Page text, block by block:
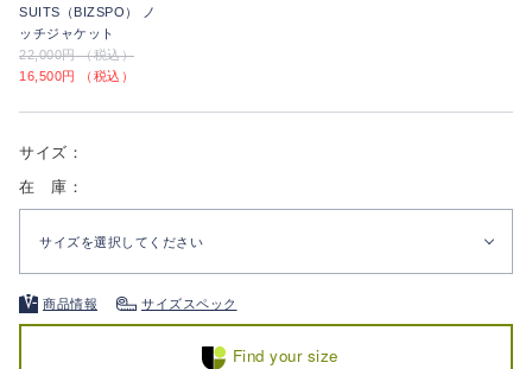
SUITS（BIZSPO） ノ
ッチジャケット
22,000円 （税込）
16,500円 （税込）
サイズ：
在 庫：
サイズを選択してください
商品情報 サイズスペック
Find your size